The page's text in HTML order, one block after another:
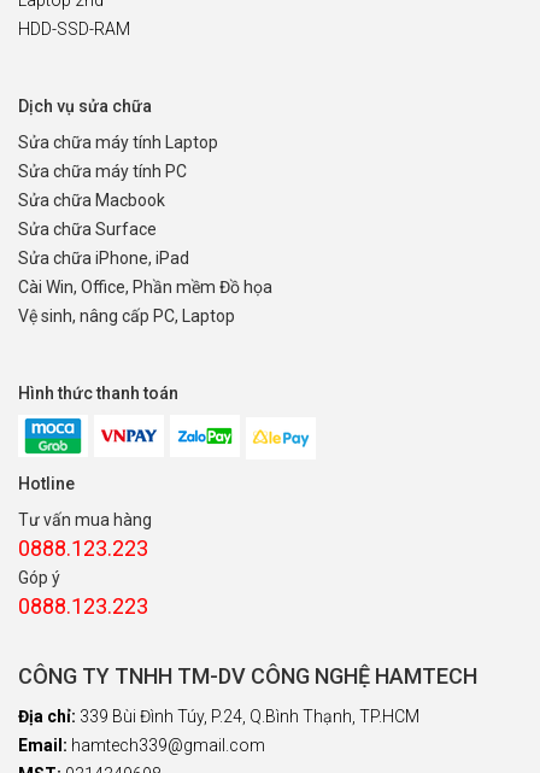
HDD-SSD-RAM
Dịch vụ sửa chữa
Sửa chữa máy tính Laptop
Sửa chữa máy tính PC
Sửa chữa Macbook
Sửa chữa Surface
Sửa chữa iPhone, iPad
Cài Win, Office, Phần mềm Đồ họa
Vệ sinh, nâng cấp PC, Laptop
Hình thức thanh toán
Hotline
Tư vấn mua hàng
0888.123.223
Góp ý
0888.123.223
CÔNG TY TNHH TM-DV CÔNG NGHỆ HAMTECH
Địa chỉ: 339 Bùi Đình Túy, P.24, Q.Bình Thạnh, TP.HCM
Email: hamtech339@gmail.com